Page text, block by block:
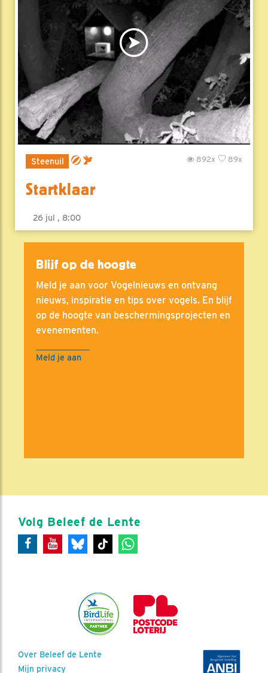
Steenuil 89x
892x
Startklaar
26 jul , 8:00
Blijf op de hoogte
Meld je aan voor Vogelnieuws en ontvang
nieuws, inspiratie en tips over vogels. En blijf
op de hoogte van beschermingsprojecten en
evenementen.
Meld je aan
Volg Beleef de Lente
Over Beleef de Lente
Mijn privacy